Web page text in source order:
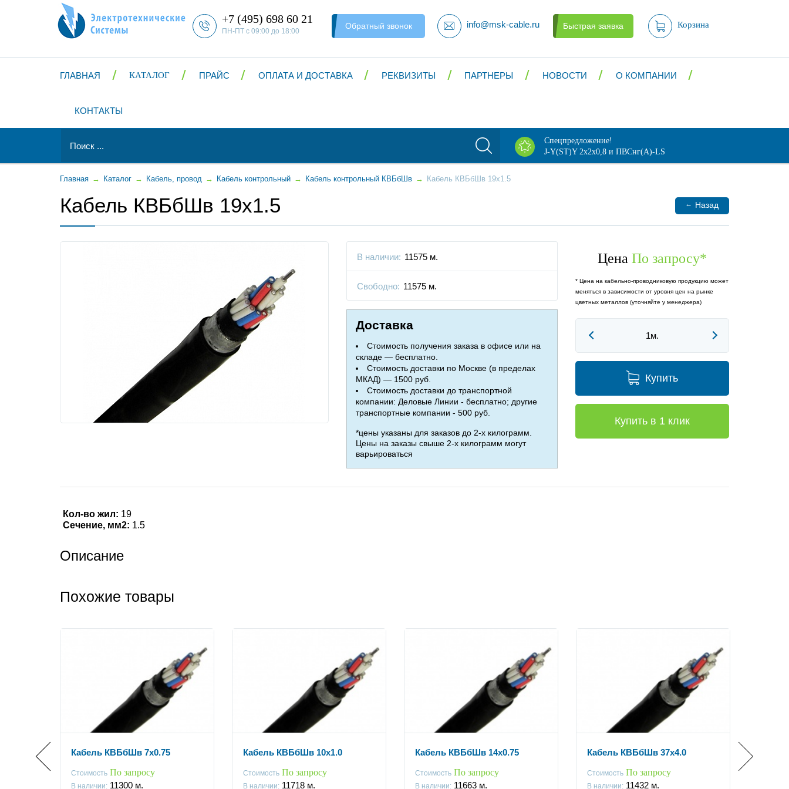
+7 (495) 698 60 21
ПН-ПТ с 09:00 до 18:00
Обратный звонок info@msk-cable.ru Быстрая заявка Корзина
ГЛАВНАЯ КАТАЛОГ ПРАЙС ОПЛАТА И ДОСТАВКА РЕКВИЗИТЫ ПАРТНЕРЫ НОВОСТИ О КОМПАНИИ
КОНТАКТЫ
Спецпредложение!
J-Y(ST)Y 2х2х0,8 и ПВСнг(А)-LS
Главная → Каталог → Кабель, провод → Кабель контрольный → Кабель контрольный КВБбШв → Кабель КВБбШв 19x1.5
Кабель КВБбШв 19x1.5 ← Назад
В наличии: 11575 м.
Свободно: 11575 м.
Доставка
Стоимость получения заказа в офисе или на
складе — бесплатно.
Стоимость доставки по Москве (в пределах
МКАД) — 1500 руб.
Стоимость доставки до транспортной
компании: Деловые Линии - бесплатно; другие
транспортные компании - 500 руб.
*цены указаны для заказов до 2-х килограмм.
Цены на заказы свыше 2-х килограмм могут
варьироваться
Цена По запросу*
* Цена на кабельно-проводниковую продукцию может
меняться в зависимости от уровня цен на рынке
цветных металлов (уточняйте у менеджера)
Купить
Купить в 1 клик
Кол-во жил: 19
Сечение, мм2: 1.5
Описание
Похожие товары
Кабель КВБбШв 7x0.75
СтоимостьПо запросу
В наличии:11300 м.
Кабель КВБбШв 10x1.0
СтоимостьПо запросу
В наличии:11718 м.
Кабель КВБбШв 14x0.75
СтоимостьПо запросу
В наличии:11663 м.
Кабель КВБбШв 37x4.0
СтоимостьПо запросу
В наличии:11432 м.